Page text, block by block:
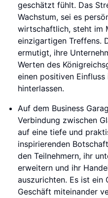
geschätzt fühlt. Das
Wachstum, sei es
wirtschaftlich, steht im
einzigartigen Treffens.
ermutigt, ihre
Werten des
einen positiven
hinterlassen.
Auf dem Business
Verbindung zwischen
auf eine tiefe und
inspirierenden
den Teilnehmern, ihr
erweitern und ihr
auszurichten. Es ist ein
Geschäft miteinander